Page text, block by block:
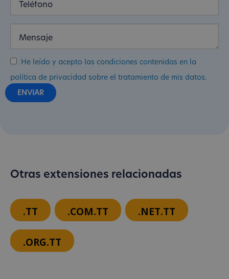
He leído y acepto las condiciones contenidas en la
política de privacidad sobre el tratamiento de mis datos.
Otras extensiones relacionadas
.TT .COM.TT .NET.TT
.ORG.TT